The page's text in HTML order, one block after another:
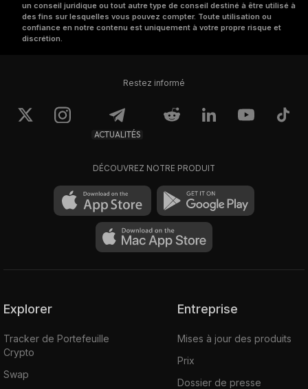
un conseil juridique ou tout autre type de conseil destiné à être utilisé à
des fins sur lesquelles vous pouvez compter. Toute utilisation ou
confiance en notre contenu est uniquement à votre propre risque et
discrétion.
Restez informé
ACTUALITÉS
DÉCOUVREZ NOTRE PRODUIT
Explorer
Tracker de Portefeuille
Crypto
Swap
Entreprise
Mises à jour des produits
Prix
Dossier de presse